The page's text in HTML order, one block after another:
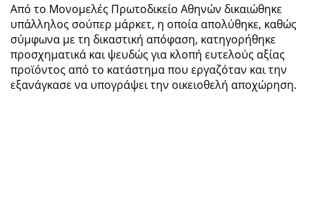
Από το Μονομελές Πρωτοδικείο Αθηνών δικαιώθηκε
υπάλληλος σούπερ μάρκετ, η οποία απολύθηκε, καθώς
σύμφωνα με τη δικαστική απόφαση, κατηγορήθηκε
προσχηματικά και ψευδώς για κλοπή ευτελούς αξίας
προϊόντος από το κατάστημα που εργαζόταν και την
εξανάγκασε να υπογράψει την οικειοθελή αποχώρηση.